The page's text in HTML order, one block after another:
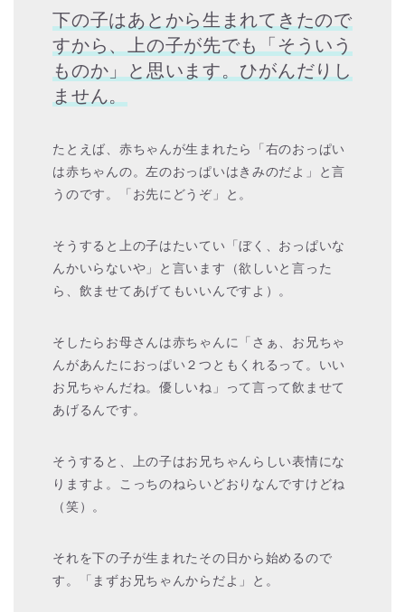
下の子はあとから生まれてきたので
すから、上の子が先でも「そういう
ものか」と思います。ひがんだりし
ません。
たとえば、赤ちゃんが生まれたら「右のおっぱい
は赤ちゃんの。左のおっぱいはきみのだよ」と言
うのです。「お先にどうぞ」と。
そうすると上の子はたいてい「ぼく、おっぱいな
んかいらないや」と言います（欲しいと言った
ら、飲ませてあげてもいいんですよ）。
そしたらお母さんは赤ちゃんに「さぁ、お兄ちゃ
んがあんたにおっぱい２つともくれるって。いい
お兄ちゃんだね。優しいね」って言って飲ませて
あげるんです。
そうすると、上の子はお兄ちゃんらしい表情にな
りますよ。こっちのねらいどおりなんですけどね
（笑）。
それを下の子が生まれたその日から始めるので
す。「まずお兄ちゃんからだよ」と。